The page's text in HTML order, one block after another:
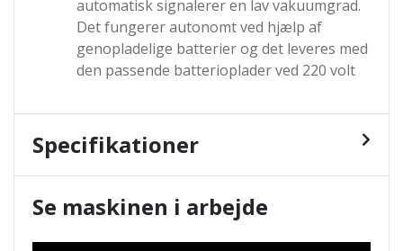
automatisk signalerer en lav vakuumgrad.
Det fungerer autonomt ved hjælp af
genopladelige batterier og det leveres med
den passende batterioplader ved 220 volt
Specifikationer
Se maskinen i arbejde